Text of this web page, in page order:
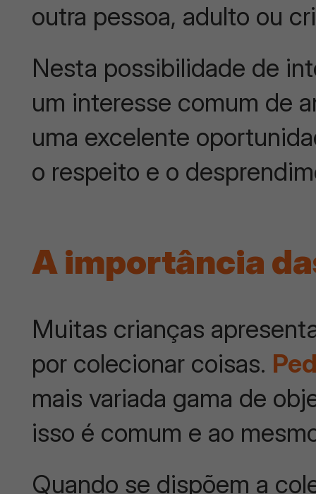
outra pessoa, adulto ou
Nesta possibilidade de
um interesse comum de
uma excelente
o respeito e o
A importância
Muitas crianças
por colecionar coisas.
mais variada gama de
isso é comum e ao
Quando se dispõem a